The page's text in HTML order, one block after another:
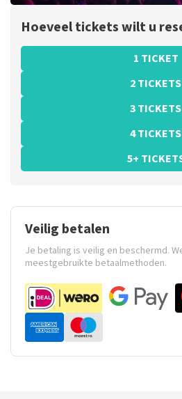
Hoeveel tickets wilt u
1 TICKET
2 TICKETS
3 TICKETS
4 TICKETS
5+
Veilig betalen
Je betaling is veilig en beschermd.
meestgebruikte betaalmethoden.